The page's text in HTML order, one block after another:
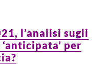
l’analisi sugli
per